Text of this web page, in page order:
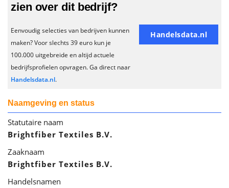
zien over dit bedrijf?
Eenvoudig selecties van bedrijven kunnen
maken? Voor slechts 39 euro kun je
100.000 uitgebreide en altijd actuele
bedrijfsprofielen opvragen. Ga direct naar
Handelsdata.nl.
Handelsdata.nl
Naamgeving en status
Statutaire naam
Brightfiber Textiles B.V.
Zaaknaam
Brightfiber Textiles B.V.
Handelsnamen